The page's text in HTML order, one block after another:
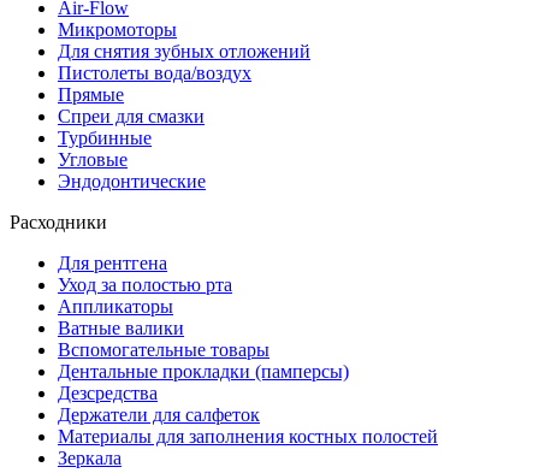
Air-Flow
Микромоторы
Для снятия зубных отложений
Пистолеты вода/воздух
Прямые
Спреи для смазки
Турбинные
Угловые
Эндодонтические
Расходники
Для рентгена
Уход за полостью рта
Аппликаторы
Ватные валики
Вспомогательные товары
Дентальные прокладки (памперсы)
Дезсредства
Держатели для салфеток
Материалы для заполнения костных полостей
Зеркала